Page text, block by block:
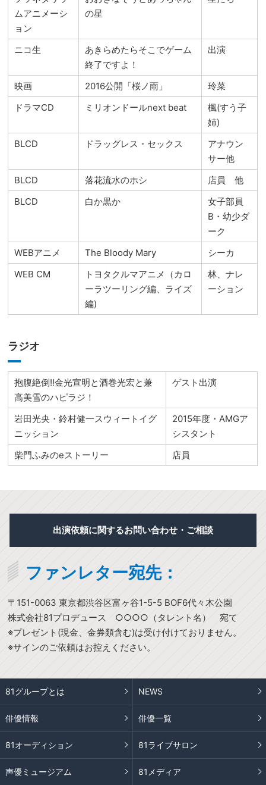
ムアニメーシ
ョン
の星
ニコ生
あきらめたらそこでゲーム
終了ですよ！
出演
映画 2016公開「桜ノ雨」
玲菜
ドラマCD
ミリオンドールnext beat
楓(すう子
姉)
BLCD
ドラッグレス・セックス
アナウン
サー他
BLCD
落花流水のホシ
店員 他
BLCD
白か黒か
女子部員
B・幼少ダ
ーク
WEBアニメ
The Bloody Mary
シーカ
WEB CM
トヨタクルマアニメ（カロ
ーラツーリング編、ライズ
編)
林、ナレ
ーション
ラジオ
抱腹絶倒!!金光宣明と酒巻光宏と兼
高美雪のハピラジ！
ゲスト出演
岩田光央・鈴村健一スウィートイグ
ニッション
2015年度・AMGア
シスタント
柴門ふみのeストーリー
店員
出演依頼に関するお問い合わせ・ご相談
ファンレター宛先：
〒151-0063 東京都渋谷区富ヶ谷1-5-5 BOF6代々木公園
株式会社81プロデュース ○○○○（タレント名） 宛て
※プレゼント(現金、金券類含む)は受け付けておりません。
※サインのご依頼はお控えください。
81グループとは NEWS
俳優情報 俳優一覧
81オーディション 81ライブサロン
声優ミュージアム 81メディア